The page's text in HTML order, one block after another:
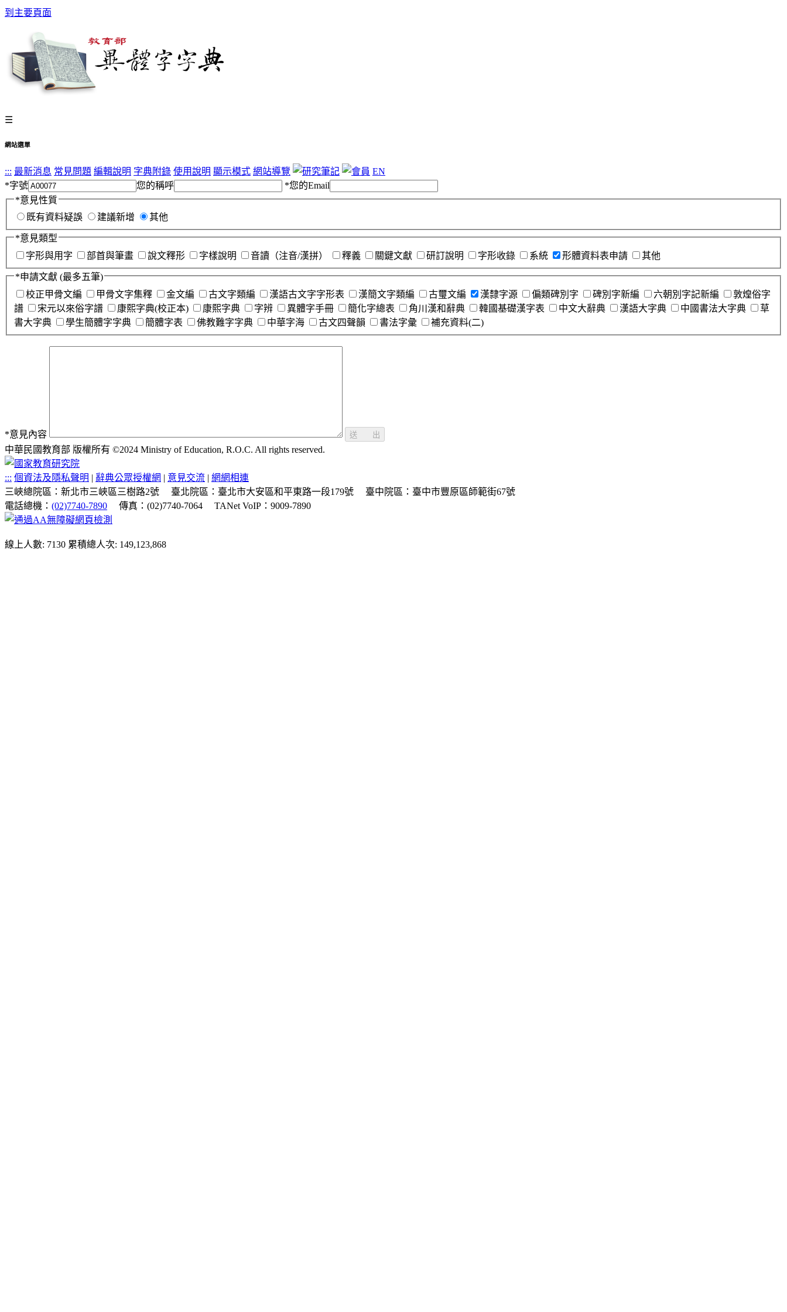
到主要頁面
☰
網站選單
::: 最新消息 常見問題 編輯說明 字典附錄 使用說明 顯示模式 網站導覽
EN
*字號 您的稱呼 *您的Email
*意見性質
既有資料疑誤
建議新增 其他
*意見類型
字形與用字
部首與筆畫 說文釋形 字樣說明 音讀（注音/漢拼） 釋義 關鍵文獻 研訂說明 字形收錄 系統 形體資料表申請 其他
*申請文獻 (最多五筆)
校正甲骨文編
甲骨文字集釋 金文編 古文字類編 漢語古文字字形表 漢簡文字類編 古璽文編 漢隸字源 偏類碑別字 碑別字新編 六朝別字記新編
敦煌俗字
譜
宋元以來俗字譜 康熙字典(校正本) 康熙字典 字辨 異體字手冊 簡化字總表 角川漢和辭典 韓國基礎漢字表 中文大辭典 漢語大字典 中國書法大字典
草
書大字典
學生簡體字字典 簡體字表 佛教難字字典 中華字海 古文四聲韻 書法字彙 補充資料(二)
*意見內容 送 出
中華民國教育部 版權所有 ©2024 Ministry of Education, R.O.C. All rights reserved.
::: 個資法及隱私聲明 | 辭典公眾授權網 | 意見交流 | 網網相連
三峽總院區：新北市三峽區三樹路2號
臺北院區：臺北市大安區和平東路一段179號
臺中院區：臺中市豐原區師範街67號
電話總機： (02)7740-7890 傳真：(02)7740-7064 TANet VoIP：9009-7890
線上人數: 7130 累積總人次: 149,123,868